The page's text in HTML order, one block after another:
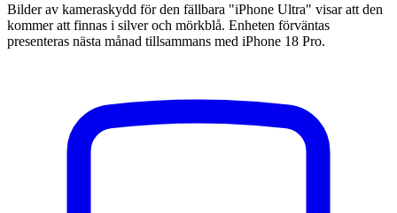
Bilder av kameraskydd för den fällbara "iPhone Ultra" visar att den
kommer att finnas i silver och mörkblå. Enheten förväntas
presenteras nästa månad tillsammans med iPhone 18 Pro.